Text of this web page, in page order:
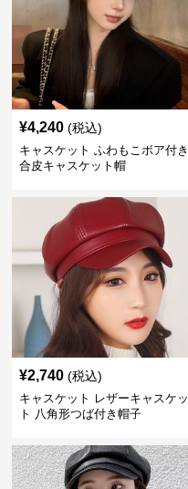
¥4,240 (税込)
キャスケット ふわもこボア付き
合皮キャスケット帽
¥2,740 (税込)
キャスケット レザーキャスケッ
ト 八角形つば付き帽子